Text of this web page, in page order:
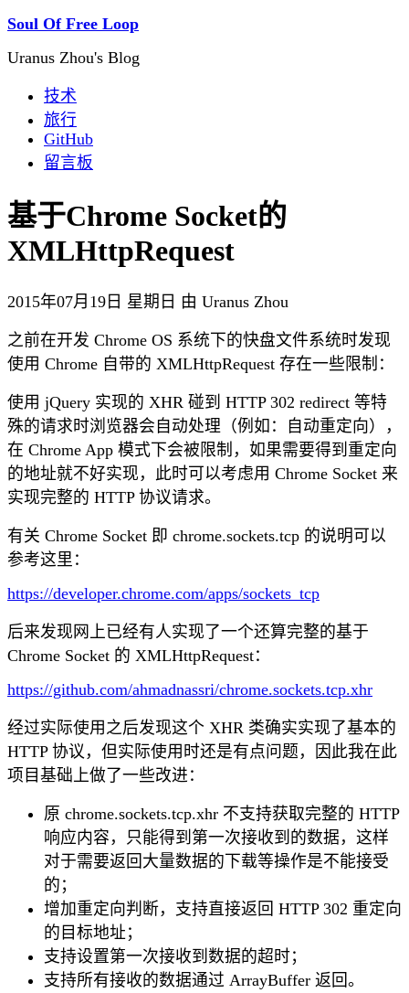
Soul Of Free Loop
Uranus Zhou's Blog
技术
旅行
GitHub
留言板
基于Chrome Socket的
XMLHttpRequest
2015年07月19日 星期日 由 Uranus Zhou
之前在开发 Chrome OS 系统下的快盘文件系统时发现
使用 Chrome 自带的 XMLHttpRequest 存在一些限制：
使用 jQuery 实现的 XHR 碰到 HTTP 302 redirect 等特
殊的请求时浏览器会自动处理（例如：自动重定向），
在 Chrome App 模式下会被限制，如果需要得到重定向
的地址就不好实现，此时可以考虑用 Chrome Socket 来
实现完整的 HTTP 协议请求。
有关 Chrome Socket 即 chrome.sockets.tcp 的说明可以
参考这里：
https://developer.chrome.com/apps/sockets_tcp
后来发现网上已经有人实现了一个还算完整的基于
Chrome Socket 的 XMLHttpRequest：
https://github.com/ahmadnassri/chrome.sockets.tcp.xhr
经过实际使用之后发现这个 XHR 类确实实现了基本的
HTTP 协议，但实际使用时还是有点问题，因此我在此
项目基础上做了一些改进：
原 chrome.sockets.tcp.xhr 不支持获取完整的 HTTP
响应内容，只能得到第一次接收到的数据，这样
对于需要返回大量数据的下载等操作是不能接受
的；
增加重定向判断，支持直接返回 HTTP 302 重定向
的目标地址；
支持设置第一次接收到数据的超时；
支持所有接收的数据通过 ArrayBuffer 返回。